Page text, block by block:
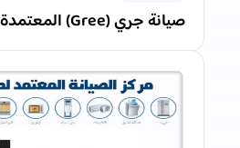
صيانة جري (Gree) المعتمدة في الإمارات